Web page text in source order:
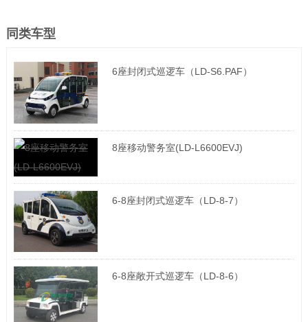
同类车型
6座封闭式巡逻车（LD-S6.PAF）
8座移动警务室(LD-L6600EVJ)
6-8座封闭式巡逻车（LD-8-7）
6-8座敞开式巡逻车（LD-8-6）